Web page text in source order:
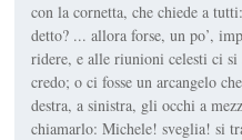
con la cornetta, che chiede a tutti:
detto? ... allora forse, un po’,
ridere, e alle riunioni celesti ci
credo; o ci fosse un arcangelo
destra, a sinistra, gli occhi a
chiamarlo: Michele! sveglia! si